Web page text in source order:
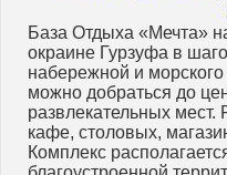
База Отдыха «Мечта»
окраине Гурзуфа в
набережной и
можно добраться до
развлекательных
кафе, столовых,
Комплекс